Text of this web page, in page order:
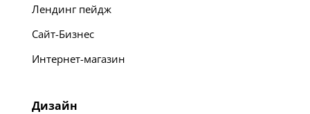
Лендинг пейдж
Сайт-Бизнес
Интернет-магазин
Дизайн